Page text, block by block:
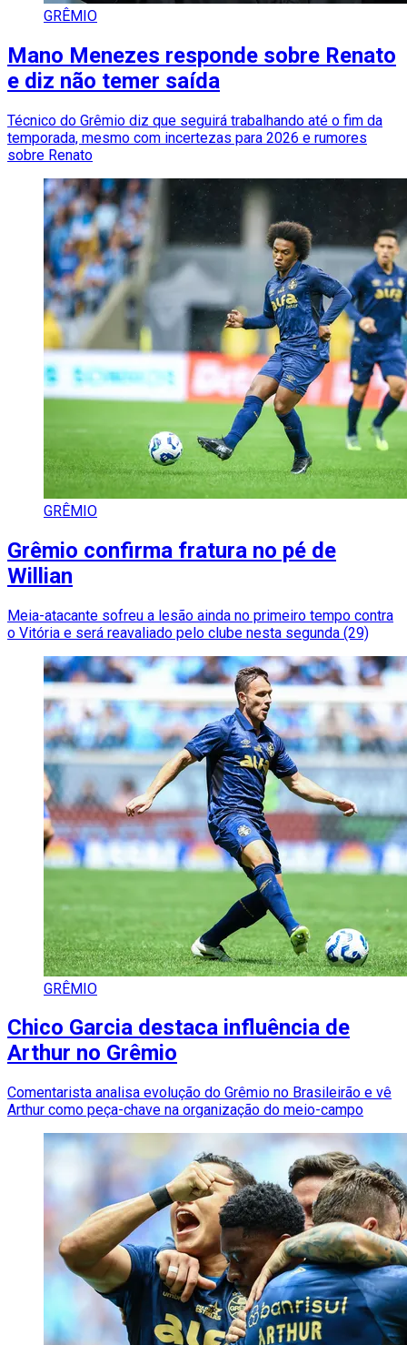
GRÊMIO
Mano Menezes responde sobre Renato
e diz não temer saída
Técnico do Grêmio diz que seguirá trabalhando até o fim da
temporada, mesmo com incertezas para 2026 e rumores
sobre Renato
GRÊMIO
Grêmio confirma fratura no pé de
Willian
Meia-atacante sofreu a lesão ainda no primeiro tempo contra
o Vitória e será reavaliado pelo clube nesta segunda (29)
GRÊMIO
Chico Garcia destaca influência de
Arthur no Grêmio
Comentarista analisa evolução do Grêmio no Brasileirão e vê
Arthur como peça-chave na organização do meio-campo